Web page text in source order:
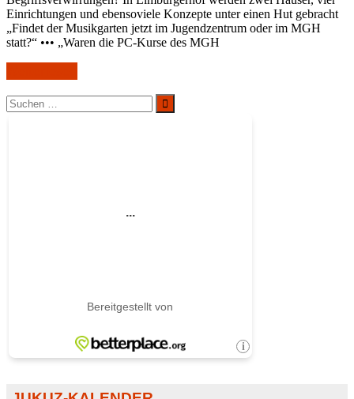
Einrichtungen und ebensoviele Konzepte unter einen Hut gebracht
„Findet der Musikgarten jetzt im Jugendzentrum oder im MGH
statt?“ ••• „Waren die PC-Kurse des MGH
Suchen
nach:
Suchen